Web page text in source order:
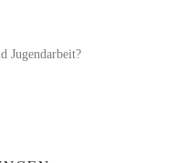
Jugendarbeit?